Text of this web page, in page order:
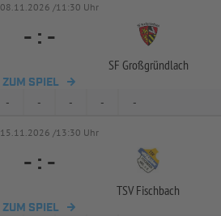
08.11.2026 /11:30 Uhr
- : -
SF Großgründlach
ZUM SPIEL
- - - - -
15.11.2026 /13:30 Uhr
- : -
TSV Fischbach
ZUM SPIEL